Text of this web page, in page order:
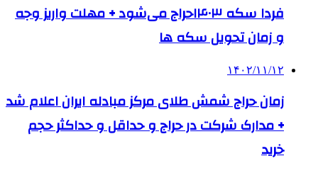
فردا سکه ۱۴۰۳حراج می‌شود + مهلت واریز وجه
و زمان تحویل سکه ها
۱۴۰۲/۱۱/۱۲
زمان حراج شمش طلای مرکز مبادله ایران اعلام شد
+ مدارک شرکت در حراج و حداقل و حداکثر حجم
خرید